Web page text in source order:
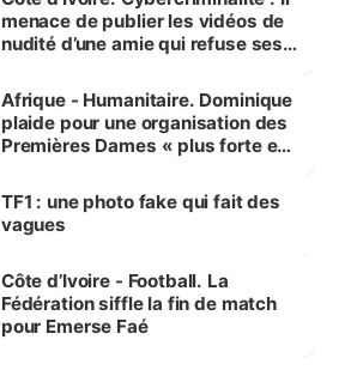
menace de publier les vidéos de
nudité d’une amie qui refuse ses
Afrique - Humanitaire. Dominique
plaide pour une organisation des
Premières Dames « plus forte et
sur la scène internationale »
TF1 : une photo fake qui fait des
vagues
Côte d’Ivoire - Football. La
Fédération siffle la fin de match
pour Emerse Faé